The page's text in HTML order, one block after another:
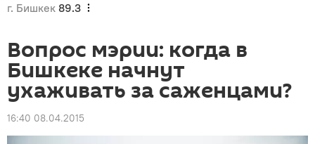
г. Бишкек 89.3
Вопрос мэрии: когда в
Бишкеке начнут
ухаживать за саженцами?
16:40 08.04.2015